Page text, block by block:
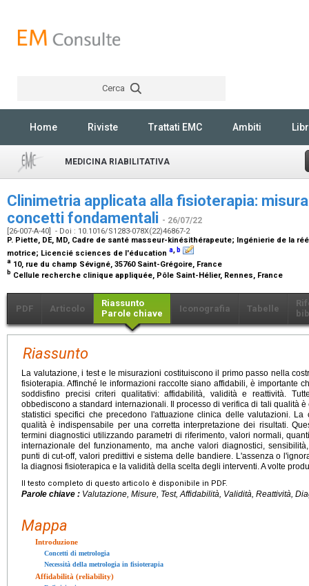
Cerca
Home Riviste Trattati EMC Ambiti
MEDICINA RIABILITATIVA
Clinimetria applicata alla fisioterapia:
concetti fondamentali - 26/07/22
[26-007-A-40] - Doi : 10.1016/S1283-078X(22)46867-2
P. Piette, DE, MD, Cadre de santé masseur-kinésithérapeute; Ingénierie de la
motrice; Licencié sciences de l'éducation a, b
a 10, rue du champ Sévigné, 35760 Saint-Grégoire, France
b Cellule recherche clinique appliquée, Pôle Saint-Hélier, Rennes, France
PDF Articolo
Riassunto
Parole chiave
Iconografia Tabelle
Riassunto
La valutazione, i test e le misurazioni costituiscono il primo passo nella
fisioterapia. Affinché le informazioni raccolte siano affidabili, è importante
soddisfino precisi criteri qualitativi: affidabilità, validità e reattività.
obbediscono a standard internazionali. Il processo di verifica di tali qualità
statistici specifici che precedono l'attuazione clinica delle valutazioni.
qualità è indispensabile per una corretta interpretazione dei risultati.
termini diagnostici utilizzando parametri di riferimento, valori normali,
internazionale del funzionamento, ma anche valori diagnostici,
punti di cut-off, valori predittivi e sistema delle bandiere. L'assenza o
la diagnosi fisioterapica e la validità della scelta degli interventi. A volte
Il testo completo di questo articolo è disponibile in PDF.
Parole chiave : Valutazione, Misure, Test, Affidabilità, Validità, Reattività,
Mappa
Introduzione
Concetti di metrologia
Necessità della metrologia in fisioterapia
Affidabilità (reliability)